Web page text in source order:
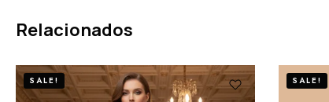
Relacionados
SALE! SALE!